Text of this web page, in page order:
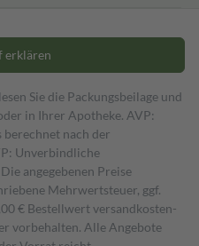
erklären
Sie die Packungsbeilage und
in Ihrer Apotheke. AVP:
nach der
Unverbindliche
angegebenen Preise
Mehrwertsteuer, ggf.
€ Bestell­wert versand­kosten­
vorbehalten. Alle Angebote